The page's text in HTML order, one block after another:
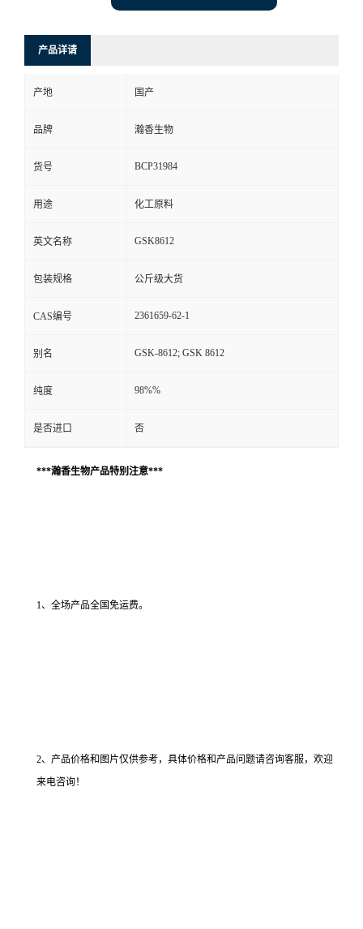
产品详请
产地 国产
品牌 瀚香生物
货号 BCP31984
用途 化工原料
英文名称 GSK8612
包装规格 公斤级大货
CAS编号 2361659-62-1
别名 GSK-8612; GSK 8612
纯度 98%%
是否进口 否
***瀚香生物产品特别注意***
1、全场产品全国免运费。
2、产品价格和图片仅供参考，具体价格和产品问题请咨询客服，欢迎
来电咨询！